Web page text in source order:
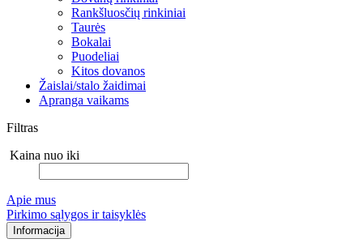
Rankšluosčių rinkiniai
Taurės
Bokalai
Puodeliai
Kitos dovanos
Žaislai/stalo žaidimai
Apranga vaikams
Filtras
Kaina nuo iki
Apie mus
Pirkimo sąlygos ir taisyklės
Informacija